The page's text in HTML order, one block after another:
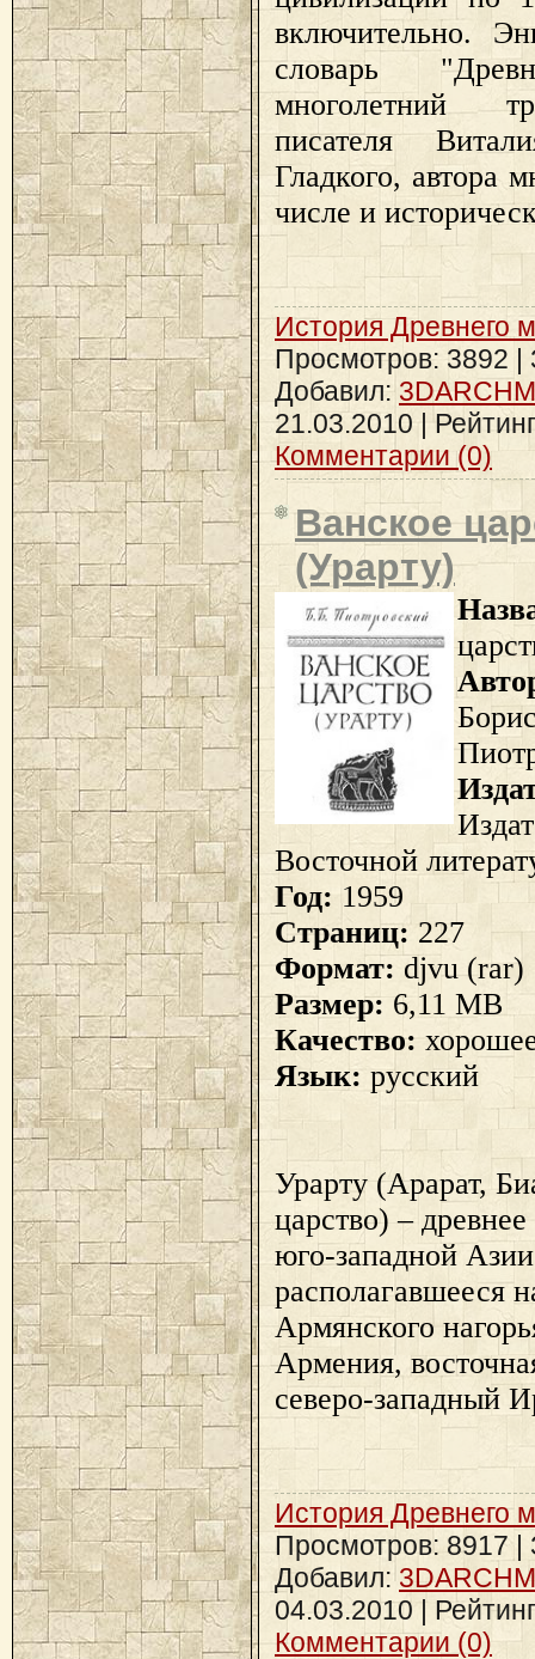
включительно.
словарь
многолетний
писателя
Гладкого, автора
числе и
История Древнего
Просмотров: 3892 |
Добавил:
21.03.2010 |
Комментарии (0)
Ванское
(Урарту)
Восточной
Год: 1959
Страниц: 227
Формат: djvu (rar)
Размер: 6,11 MB
Качество:
Язык: русский
Урарту (Арарат,
царство) – древнее
юго-западной
располагавшееся
Армянского
Армения,
северо-западный
История Древнего
Просмотров: 8917 |
Добавил:
04.03.2010 |
Комментарии (0)